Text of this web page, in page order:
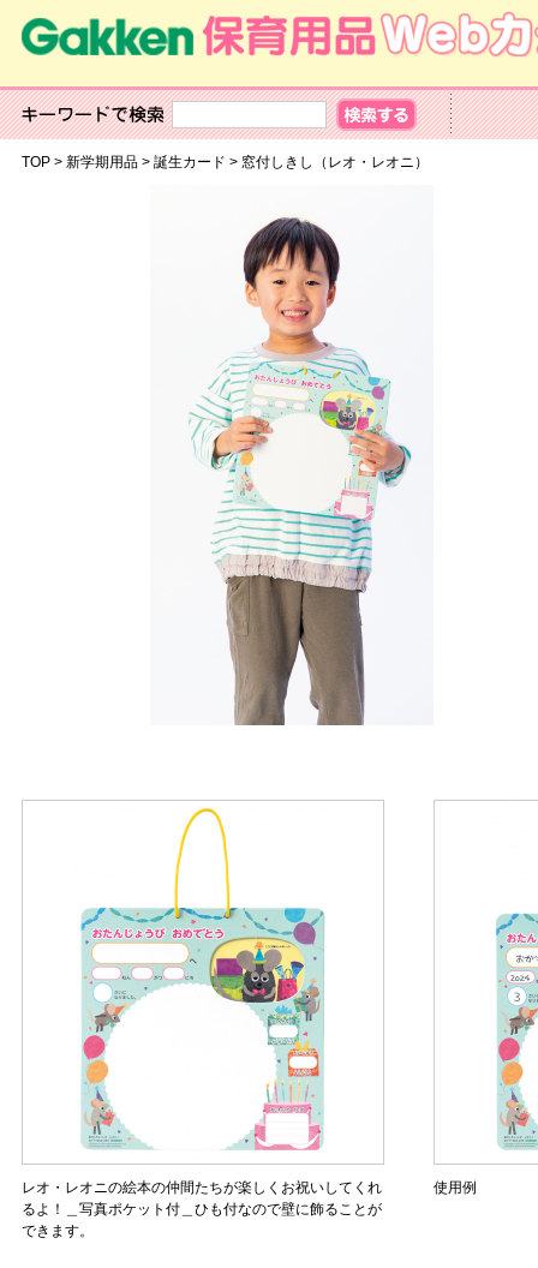
TOP> 新学期用品> 誕生カード > 窓付しきし（レオ・レオニ）
レオ・レオニの絵本の仲間たちが楽しくお祝いしてくれ
るよ！＿写真ポケット付＿ひも付なので壁に飾ることが
できます。
使用例